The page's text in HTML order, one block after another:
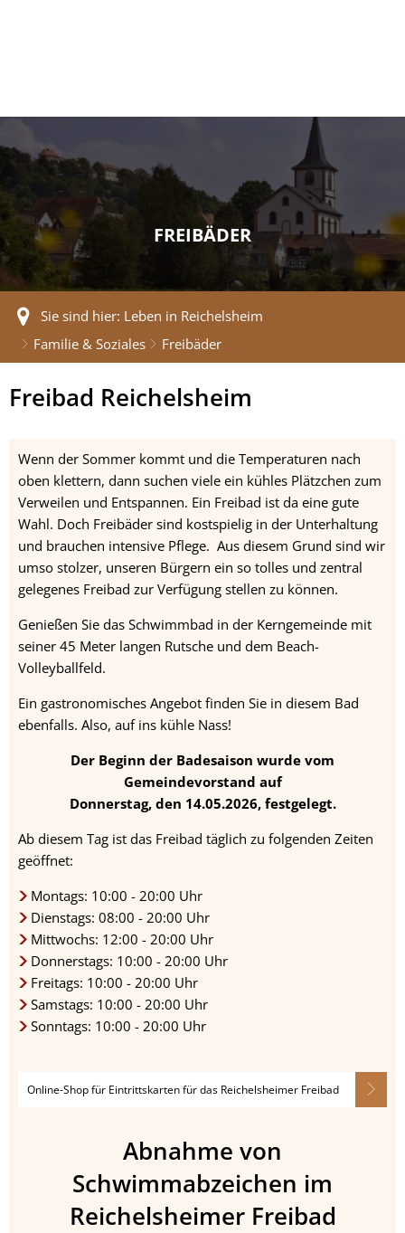
FREIBÄDER
Sie sind hier: Leben in Reichelsheim
Familie & Soziales
Freibäder
Freibad Reichelsheim
Wenn der Sommer kommt und die Temperaturen nach
oben klettern, dann suchen viele ein kühles Plätzchen zum
Verweilen und Entspannen. Ein Freibad ist da eine gute
Wahl. Doch Freibäder sind kostspielig in der Unterhaltung
und brauchen intensive Pflege. Aus diesem Grund sind wir
umso stolzer, unseren Bürgern ein so tolles und zentral
gelegenes Freibad zur Verfügung stellen zu können.
Genießen Sie das Schwimmbad in der Kerngemeinde mit
seiner 45 Meter langen Rutsche und dem Beach-
Volleyballfeld.
Ein gastronomisches Angebot finden Sie in diesem Bad
ebenfalls. Also, auf ins kühle Nass!
Der Beginn der Badesaison wurde vom
Gemeindevorstand auf
Donnerstag, den 14.05.2026, festgelegt.
Ab diesem Tag ist das Freibad täglich zu folgenden Zeiten
geöffnet:
Montags: 10:00 - 20:00 Uhr
Dienstags: 08:00 - 20:00 Uhr
Mittwochs: 12:00 - 20:00 Uhr
Donnerstags: 10:00 - 20:00 Uhr
Freitags: 10:00 - 20:00 Uhr
Samstags: 10:00 - 20:00 Uhr
Sonntags: 10:00 - 20:00 Uhr
Online-Shop für Eintrittskarten für das Reichelsheimer Freibad
Abnahme von
Schwimmabzeichen im
Reichelsheimer Freibad